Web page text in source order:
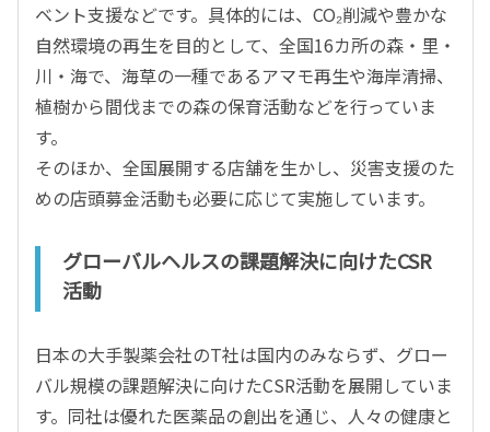
ベント支援などです。具体的には、CO₂削減や豊かな
自然環境の再生を目的として、全国16カ所の森・里・
川・海で、海草の一種であるアマモ再生や海岸清掃、
植樹から間伐までの森の保育活動などを行っていま
す。
そのほか、全国展開する店舗を生かし、災害支援のた
めの店頭募金活動も必要に応じて実施しています。
グローバルヘルスの課題解決に向けたCSR
活動
日本の大手製薬会社のT社は国内のみならず、グロー
バル規模の課題解決に向けたCSR活動を展開していま
す。同社は優れた医薬品の創出を通じ、人々の健康と